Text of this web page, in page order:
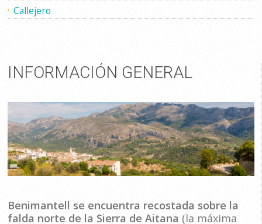
Callejero
INFORMACIÓN GENERAL
Benimantell se encuentra recostada sobre la
falda norte de la Sierra de Aitana (la máxima